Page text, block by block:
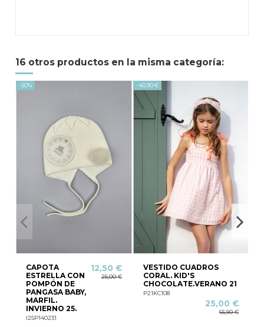
16 otros productos en la misma categoría:
-50%
CAPOTA
ESTRELLA CON
POMPÓN DE
PANGASA BABY,
MARFIL.
INVIERNO 25.
I25P140231
12,50 €
25,00 €
-40,90 €
VESTIDO CUADROS
CORAL. KID'S
CHOCOLATE.VERANO 21
P21KC108
25,00 €
65,90 €